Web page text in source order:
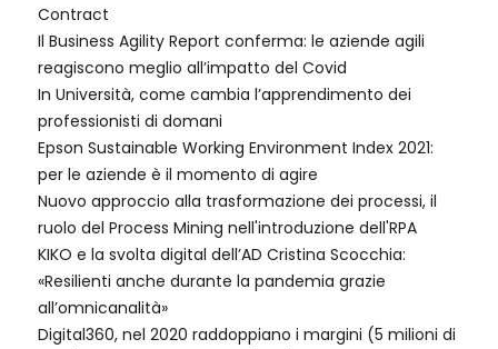
Contract
Il Business Agility Report conferma: le aziende agili
reagiscono meglio all’impatto del Covid
In Università, come cambia l’apprendimento dei
professionisti di domani
Epson Sustainable Working Environment Index 2021:
per le aziende è il momento di agire
Nuovo approccio alla trasformazione dei processi, il
ruolo del Process Mining nell'introduzione dell'RPA
KIKO e la svolta digital dell’AD Cristina Scocchia:
«Resilienti anche durante la pandemia grazie
all’omnicanalità»
Digital360, nel 2020 raddoppiano i margini (5 milioni di